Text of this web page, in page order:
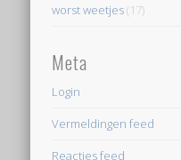
worst weetjes(17)
Meta
Login
Vermeldingen feed
Reacties feed